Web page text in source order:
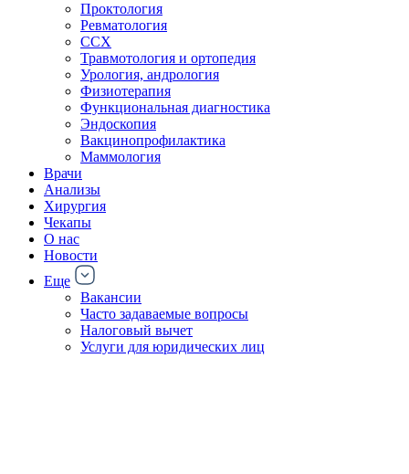
Проктология
Ревматология
ССХ
Травмотология и ортопедия
Урология, андрология
Физиотерапия
Функциональная диагностика
Эндоскопия
Вакцинопрофилактика
Маммология
Врачи
Анализы
Хирургия
Чекапы
О нас
Новости
Еще
Вакансии
Часто задаваемые вопросы
Налоговый вычет
Услуги для юридических лиц